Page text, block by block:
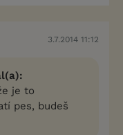
3.7.2014 11:12
je to
pes, budeš